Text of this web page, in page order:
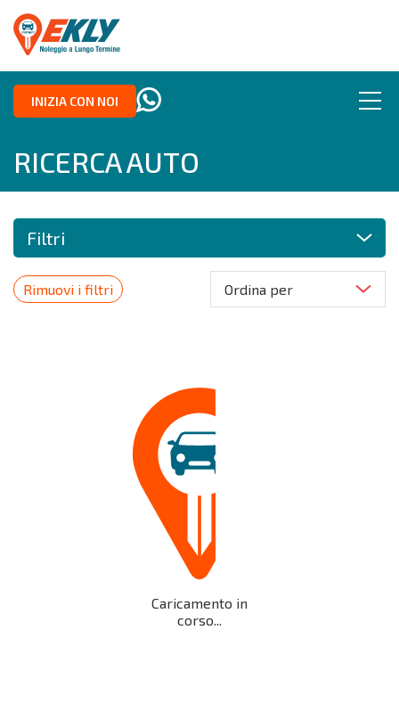
INIZIA CON NOI
RICERCA AUTO
Filtri
Rimuovi i filtri Ordina per
Caricamento in
corso...